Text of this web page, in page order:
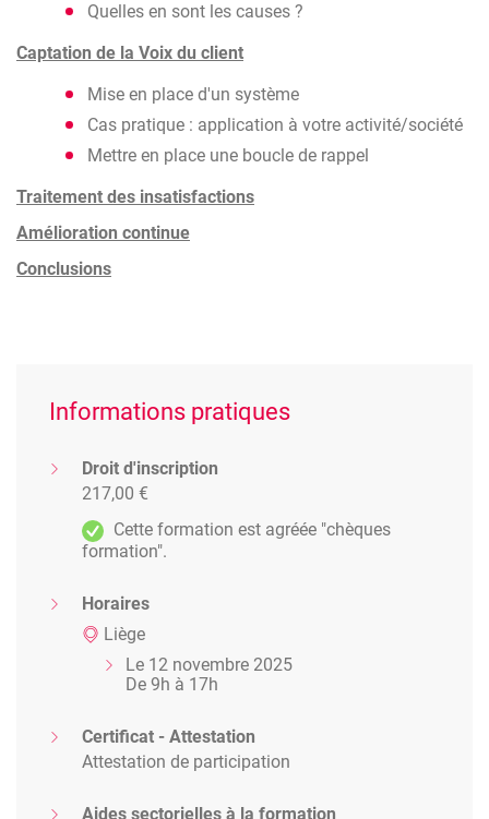
Quelles en sont les causes ?
Captation de la Voix du client
Mise en place d'un système
Cas pratique : application à votre activité/société
Mettre en place une boucle de rappel
Traitement des insatisfactions
Amélioration continue
Conclusions
Informations pratiques
Droit d'inscription
217,00 €
Cette formation est agréée "chèques
formation".
Horaires
Liège
Le 12 novembre 2025
De 9h à 17h
Certificat - Attestation
Attestation de participation
Aides sectorielles à la formation